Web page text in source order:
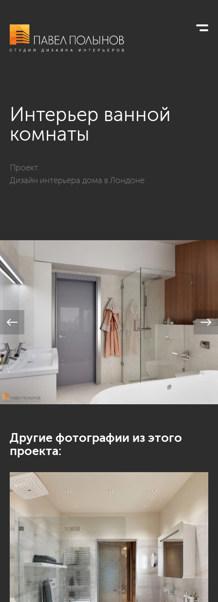
Интерьер ванной
комнаты
Проект:
Дизайн интерьера дома в Лондоне
Другие фотографии из этого
проекта: